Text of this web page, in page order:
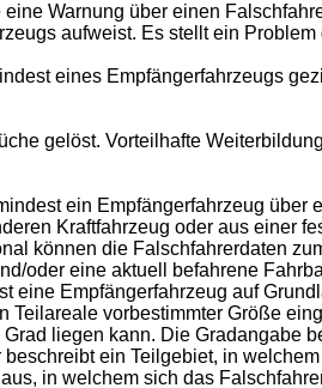
Warnung über einen
aufweist. Es stellt ein
eines Empfängerfahrzeugs
gelöst. Vorteilhafte
ein Empfängerfahrzeug
Kraftfahrzeug oder aus einer
können die Falschfahrerdaten
oder eine aktuell befahrene
Empfängerfahrzeug auf
vorbestimmter Größe
liegen kann. Die Gradangabe
ein Teilgebiet, in
in welchem sich das